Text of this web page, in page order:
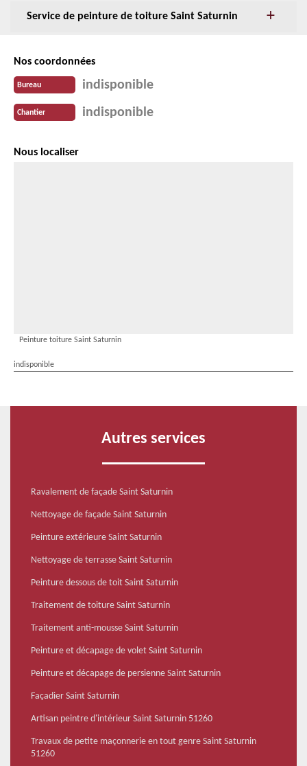
Service de peinture de toiture Saint Saturnin
Nos coordonnées
Bureau indisponible
Chantier indisponible
Nous localiser
Peinture toiture Saint Saturnin
indisponible
Autres services
Ravalement de façade Saint Saturnin
Nettoyage de façade Saint Saturnin
Peinture extérieure Saint Saturnin
Nettoyage de terrasse Saint Saturnin
Peinture dessous de toit Saint Saturnin
Traitement de toiture Saint Saturnin
Traitement anti-mousse Saint Saturnin
Peinture et décapage de volet Saint Saturnin
Peinture et décapage de persienne Saint Saturnin
Façadier Saint Saturnin
Artisan peintre d'intérieur Saint Saturnin 51260
Travaux de petite maçonnerie en tout genre Saint Saturnin
51260